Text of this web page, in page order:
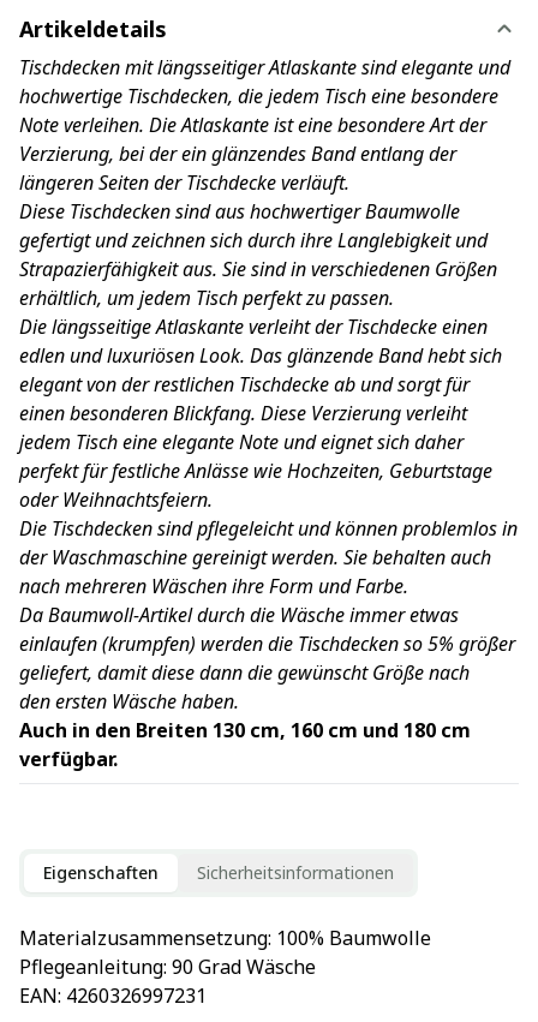
Artikeldetails
Tischdecken mit längsseitiger Atlaskante sind elegante und
hochwertige Tischdecken, die jedem Tisch eine besondere
Note verleihen. Die Atlaskante ist eine besondere Art der
Verzierung, bei der ein glänzendes Band entlang der
längeren Seiten der Tischdecke verläuft.
Diese Tischdecken sind aus hochwertiger Baumwolle
gefertigt und zeichnen sich durch ihre Langlebigkeit und
Strapazierfähigkeit aus. Sie sind in verschiedenen Größen
erhältlich, um jedem Tisch perfekt zu passen.
Die längsseitige Atlaskante verleiht der Tischdecke einen
edlen und luxuriösen Look. Das glänzende Band hebt sich
elegant von der restlichen Tischdecke ab und sorgt für
einen besonderen Blickfang. Diese Verzierung verleiht
jedem Tisch eine elegante Note und eignet sich daher
perfekt für festliche Anlässe wie Hochzeiten, Geburtstage
oder Weihnachtsfeiern.
Die Tischdecken sind pflegeleicht und können problemlos in
der Waschmaschine gereinigt werden. Sie behalten auch
nach mehreren Wäschen ihre Form und Farbe.
Da Baumwoll-Artikel durch die Wäsche immer etwas
einlaufen (krumpfen) werden die Tischdecken so 5% größer
geliefert, damit diese dann die gewünscht Größe nach
den ersten Wäsche haben.
Auch in den Breiten 130 cm, 160 cm und 180 cm
verfügbar.
Eigenschaften Sicherheitsinformationen
Materialzusammensetzung: 100% Baumwolle
Pflegeanleitung: 90 Grad Wäsche
EAN: 4260326997231